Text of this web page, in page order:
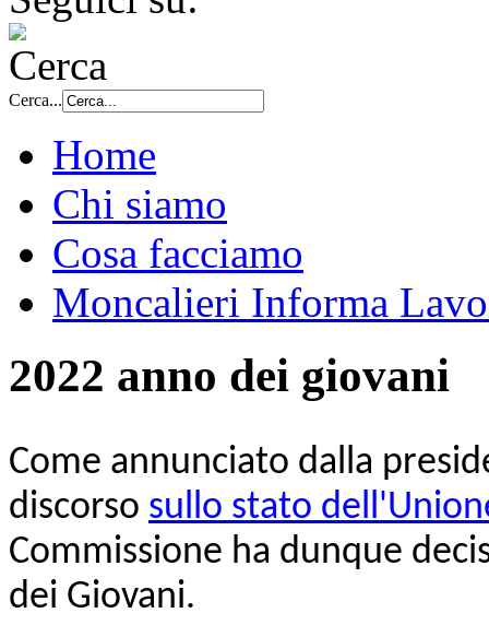
Cerca...
Home
Chi siamo
Cosa facciamo
Moncalieri Informa
2022 anno dei giovani
Come annunciato dalla
discorso sullo stato
Commissione ha dunque
dei Giovani.